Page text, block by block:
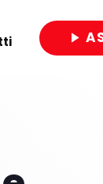
play_arrow